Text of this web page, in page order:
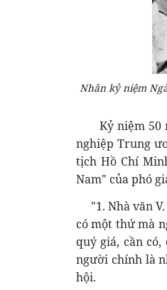
Nhân kỷ niệm
Kỷ niệm 50
nghiệp Trung
tịch Hồ Chí
Nam" của phó
"1. Nhà văn
có một thứ mà
quý giá, cần
người chính là
hội.